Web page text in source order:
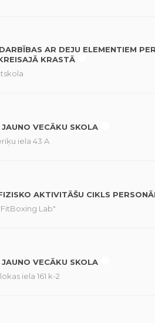
AR DEJU ELEMENTIEM
KRASTĀ
VECĀKU SKOLA
iela 43 A
AKTIVITĀŠU CIKLS
Lab"
VECĀKU SKOLA
iela 161 k-2